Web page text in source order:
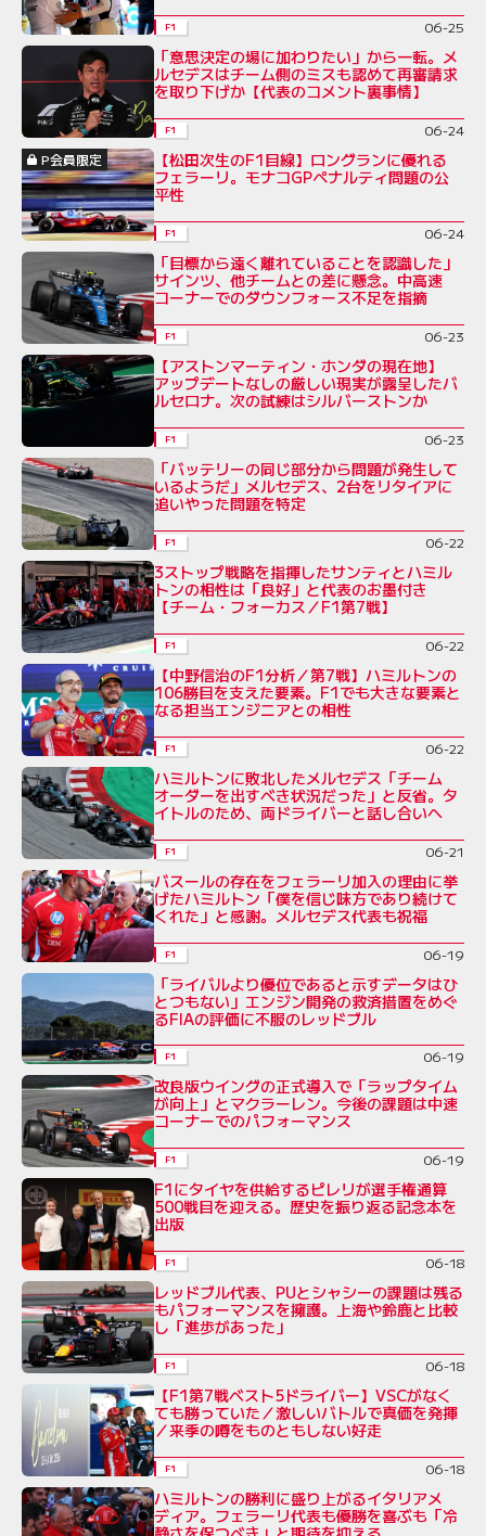
F1 06-25
「意思決定の場に加わりたい」から一転。メ
ルセデスはチーム側のミスも認めて再審請求
を取り下げか【代表のコメント裏事情】
F1
06-24
P会員限定
【松田次生のF1目線】ロングランに優れる
フェラーリ。モナコGPペナルティ問題の公
平性
F1 06-24
「目標から遠く離れていることを認識した」
サインツ、他チームとの差に懸念。中高速
コーナーでのダウンフォース不足を指摘
F1 06-23
【アストンマーティン・ホンダの現在地】
アップデートなしの厳しい現実が露呈したバ
ルセロナ。次の試練はシルバーストンか
F1 06-23
「バッテリーの同じ部分から問題が発生して
いるようだ」メルセデス、2台をリタイアに
追いやった問題を特定
F1 06-22
3ストップ戦略を指揮したサンティとハミル
トンの相性は「良好」と代表のお墨付き
【チーム・フォーカス／F1第7戦】
F1 06-22
【中野信治のF1分析／第7戦】ハミルトンの
106勝目を支えた要素。F1でも大きな要素と
なる担当エンジニアとの相性
F1 06-22
ハミルトンに敗北したメルセデス「チーム
オーダーを出すべき状況だった」と反省。タ
イトルのため、両ドライバーと話し合いへ
F1 06-21
バスールの存在をフェラーリ加入の理由に挙
げたハミルトン「僕を信じ味方であり続けて
くれた」と感謝。メルセデス代表も祝福
F1 06-19
「ライバルより優位であると示すデータはひ
とつもない」エンジン開発の救済措置をめぐ
るFIAの評価に不服のレッドブル
F1 06-19
改良版ウイングの正式導入で「ラップタイム
が向上」とマクラーレン。今後の課題は中速
コーナーでのパフォーマンス
F1 06-19
F1にタイヤを供給するピレリが選手権通算
500戦目を迎える。歴史を振り返る記念本を
出版
F1 06-18
レッドブル代表、PUとシャシーの課題は残る
もパフォーマンスを擁護。上海や鈴鹿と比較
し「進歩があった」
F1 06-18
【F1第7戦ベスト5ドライバー】VSCがなく
ても勝っていた／激しいバトルで真価を発揮
／来季の噂をものともしない好走
F1 06-18
ハミルトンの勝利に盛り上がるイタリアメ
ディア。フェラーリ代表も優勝を喜ぶも「冷